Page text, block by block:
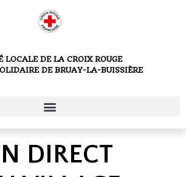
LOCALE DE LA CROIX ROUGE
DE BRUAY-LA-BUISSIÈRE
DIRECT